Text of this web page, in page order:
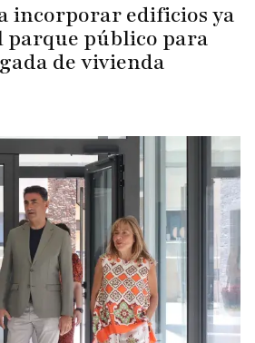
incorporar edificios ya
parque público para
de vivienda